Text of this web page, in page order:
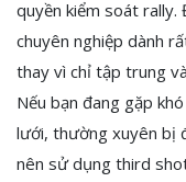
quyền kiểm soát rally.
chuyên nghiệp dành
thay vì chỉ tập trung
Nếu bạn đang gặp
lưới, thường xuyên bị
nên sử dụng third